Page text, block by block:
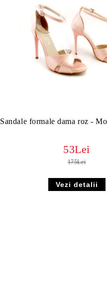
Sandale formale dama roz -
53Lei
175Lei
Vezi detalii